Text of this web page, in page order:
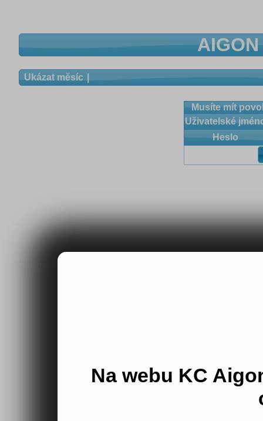
Na webu KC
Ukázat měsíc
Musíte mít
Uživatelské
Heslo